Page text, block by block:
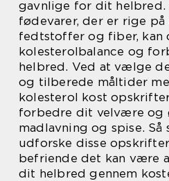
gavnlige for dit helbred.
fødevarer, der er rige
fedtstoffer og fiber, kan
kolesterolbalance og
helbred. Ved at vælge
og tilberede måltider
kolesterol kost
forbedre dit velvære og
madlavning og spise.
udforske disse
befriende det kan være
dit helbred gennem